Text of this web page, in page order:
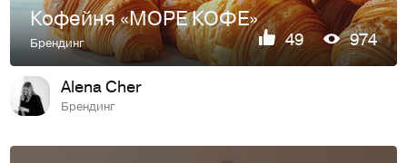
Кофейня «МОРЕ КОФЕ»
Брендинг 49 974
Alena Cher
Брендинг